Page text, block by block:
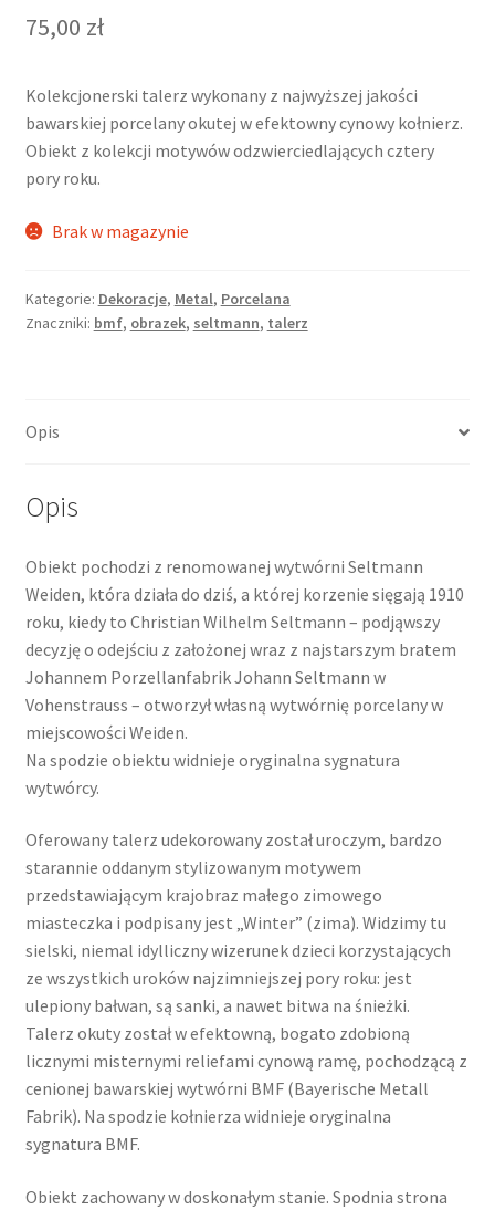
75,00 zł
Kolekcjonerski talerz wykonany z najwyższej jakości
bawarskiej porcelany okutej w efektowny cynowy kołnierz.
Obiekt z kolekcji motywów odzwierciedlających cztery
pory roku.
Brak w magazynie
Kategorie: Dekoracje, Metal, Porcelana
Znaczniki: bmf, obrazek, seltmann, talerz
Opis
Opis
Obiekt pochodzi z renomowanej wytwórni Seltmann
Weiden, która działa do dziś, a której korzenie sięgają 1910
roku, kiedy to Christian Wilhelm Seltmann – podjąwszy
decyzję o odejściu z założonej wraz z najstarszym bratem
Johannem Porzellanfabrik Johann Seltmann w
Vohenstrauss – otworzył własną wytwórnię porcelany w
miejscowości Weiden.
Na spodzie obiektu widnieje oryginalna sygnatura
wytwórcy.
Oferowany talerz udekorowany został uroczym, bardzo
starannie oddanym stylizowanym motywem
przedstawiającym krajobraz małego zimowego
miasteczka i podpisany jest „Winter” (zima). Widzimy tu
sielski, niemal idylliczny wizerunek dzieci korzystających
ze wszystkich uroków najzimniejszej pory roku: jest
ulepiony bałwan, są sanki, a nawet bitwa na śnieżki.
Talerz okuty został w efektowną, bogato zdobioną
licznymi misternymi reliefami cynową ramę, pochodzącą z
cenionej bawarskiej wytwórni BMF (Bayerische Metall
Fabrik). Na spodzie kołnierza widnieje oryginalna
sygnatura BMF.
Obiekt zachowany w doskonałym stanie. Spodnia strona